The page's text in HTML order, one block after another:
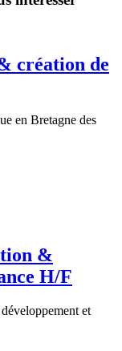
création de
en Bretagne des
&
H/F
et